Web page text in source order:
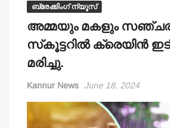
ബ്രേക്കിംഗ് ന്യൂസ്
അമ്മയും മകളും
സ്‌കൂട്ടറില്‍ ക്രെയിന്‍
മരിച്ചു.
Kannur News June 18, 2024